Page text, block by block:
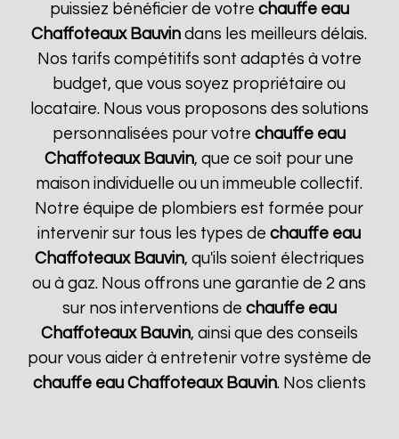
puissiez bénéficier de votre chauffe eau
Chaffoteaux Bauvin dans les meilleurs délais.
Nos tarifs compétitifs sont adaptés à votre
budget, que vous soyez propriétaire ou
locataire. Nous vous proposons des solutions
personnalisées pour votrechauffe eau
Chaffoteaux Bauvin, que ce soit pour une
maison individuelle ou un immeuble collectif.
Notre équipe de plombiers est formée pour
intervenir sur tous les types dechauffe eau
Chaffoteaux Bauvin, qu'ils soient électriques
ou à gaz. Nous offrons une garantie de 2 ans
sur nos interventions de chauffe eau
Chaffoteaux Bauvin, ainsi que des conseils
pour vous aider à entretenir votre système de
chauffe eau Chaffoteaux Bauvin. Nos clients